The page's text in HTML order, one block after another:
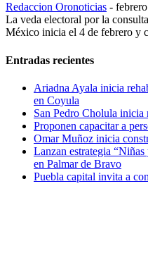
Redaccion Oronoticias -
La veda electoral por la
México inicia el 4 de febrero y
Entradas recientes
Ariadna Ayala inicia
en Coyula
San Pedro Cholula inicia
Proponen capacitar a
Omar Muñoz inicia
Lanzan estrategia
en Palmar de Bravo
Puebla capital invita a